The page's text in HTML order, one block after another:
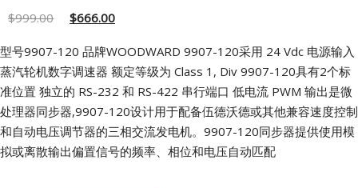
$999.00 $666.00
型号9907-120 品牌WOODWARD 9907-120采用 24 Vdc 电源输入
蒸汽轮机数字调速器 额定等级为 Class 1, Div 9907-120具有2个标
准位置 独立的 RS-232 和 RS-422 串行端口 低电流 PWM 输出是微
处理器同步器,9907-120设计用于配备伍德沃德或其他兼容速度控制
和自动电压调节器的三相交流发电机。9907-120同步器提供使用模
拟或离散输出偏置信号的频率、相位和电压自动匹配